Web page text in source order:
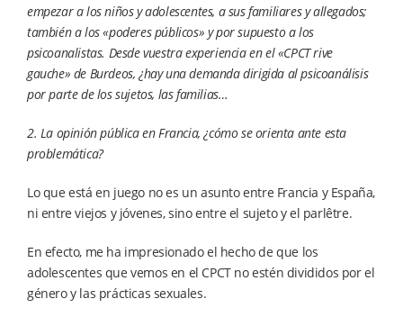
empezar a los niños y adolescentes, a sus familiares y allegados;
también a los «poderes públicos» y por supuesto a los
psicoanalistas. Desde vuestra experiencia en el «CPCT rive
gauche» de Burdeos, ¿hay una demanda dirigida al psicoanálisis
por parte de los sujetos, las familias…
2. La opinión pública en Francia, ¿cómo se orienta ante esta
problemática?
Lo que está en juego no es un asunto entre Francia y España,
ni entre viejos y jóvenes, sino entre el sujeto y el parlêtre.
En efecto, me ha impresionado el hecho de que los
adolescentes que vemos en el CPCT no estén divididos por el
género y las prácticas sexuales.